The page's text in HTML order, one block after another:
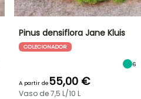
Pinus densiflora Jane Kluis
COLECIONADOR
6
A partir de55,00 €
Vaso de 7,5 L/10 L